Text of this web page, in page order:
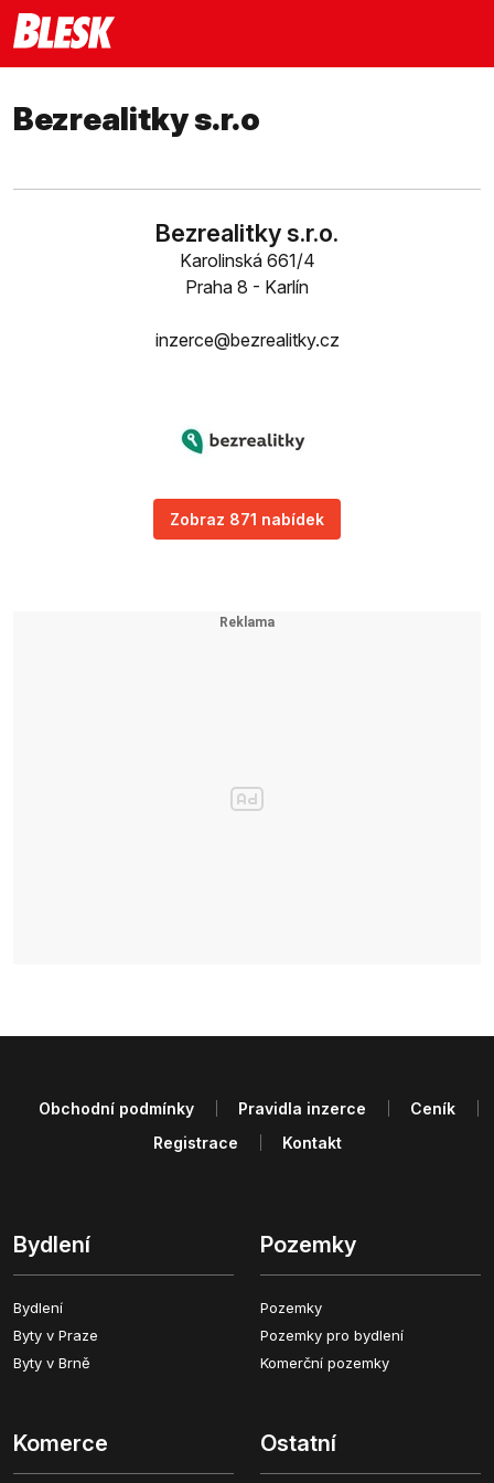
Bezrealitky s.r.o
Bezrealitky s.r.o.
Karolinská 661/4
Praha 8 - Karlín
inzerce@bezrealitky.cz
Zobraz 871 nabídek
Bydlení
Bydlení
Byty v Praze
Byty v Brně
Pozemky
Pozemky
Pozemky pro bydlení
Komerční pozemky
Komerce Ostatní
Obchodní podmínky Pravidla inzerce
Ceník
Registrace
Kontakt